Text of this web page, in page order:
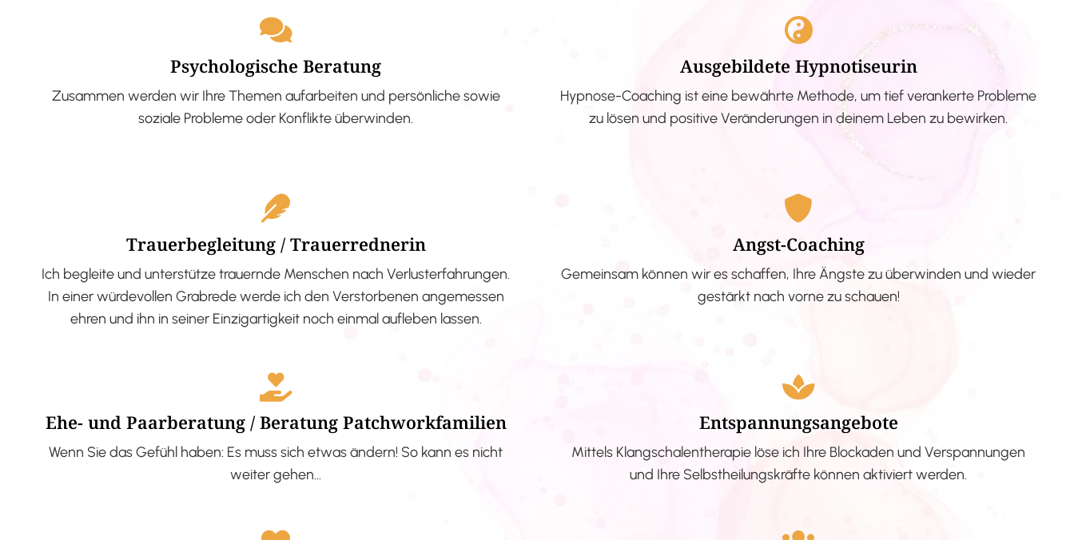
Psychologische Beratung
Zusammen werden wir Ihre Themen aufarbeiten und persönliche sowie
soziale Probleme oder Konflikte überwinden.
Ausgebildete Hypnotiseurin
Hypnose-Coaching ist eine bewährte Methode, um tief verankerte Probleme
zu lösen und positive Veränderungen in deinem Leben zu bewirken.
Trauerbegleitung / Trauerrednerin
Ich begleite und unterstütze trauernde Menschen nach Verlusterfahrungen.
In einer würdevollen Grabrede werde ich den Verstorbenen angemessen
ehren und ihn in seiner Einzigartigkeit noch einmal aufleben lassen.
Angst-Coaching
Gemeinsam können wir es schaffen, Ihre Ängste zu überwinden und wieder
gestärkt nach vorne zu schauen!
Ehe- und Paarberatung / Beratung Patchworkfamilien
Wenn Sie das Gefühl haben: Es muss sich etwas ändern! So kann es nicht
weiter gehen…
Entspannungsangebote
Mittels Klangschalentherapie löse ich Ihre Blockaden und Verspannungen
und Ihre Selbstheilungskräfte können aktiviert werden.